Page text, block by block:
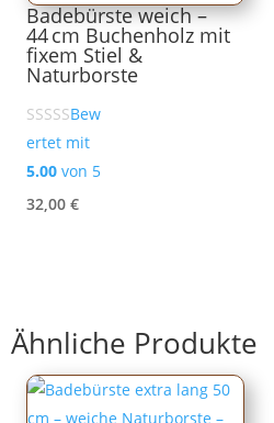
Badebürste weich –
44 cm Buchenholz mit
fixem Stiel &
Naturborste
Bew
ertet mit
5.00 von 5
32,00 €
Ähnliche Produkte